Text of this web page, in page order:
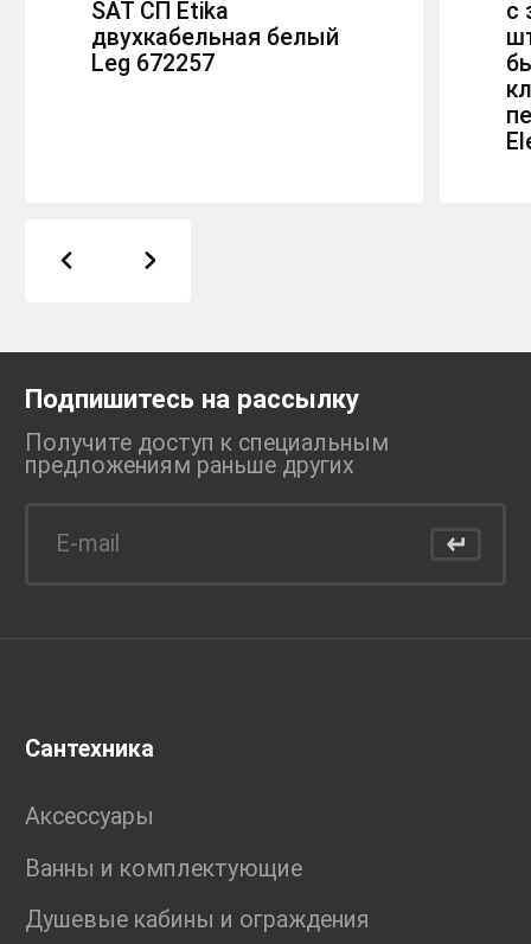
SAT СП Etika
двухкабельная белый
Leg 672257
с
Подпишитесь на рассылку
Получите доступ к специальным
предложениям раньше других
Сантехника
Аксессуары
Ванны и комплектующие
Душевые кабины и ограждения